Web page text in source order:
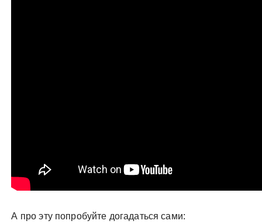
А про эту попробуйте догадаться сами: